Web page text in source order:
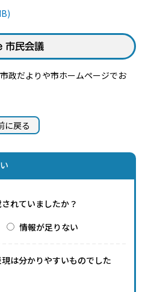
民会議
政だよりや市ホームページでお
に戻る
れていましたか？
情報が足りない
は分かりやすいものでした